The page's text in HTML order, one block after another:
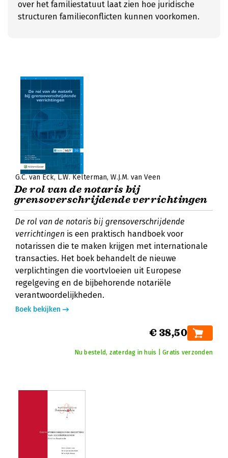
over het familiestatuut laat zien hoe juridische
structuren familieconflicten kunnen voorkomen.
G.C. van Eck L.W. Kelterman W.J.M. van Veen
De rol van de notaris bij
grensoverschrijdende verrichtingen
De rol van de notaris bij grensoverschrijdende
verrichtingen is een praktisch handboek voor
notarissen die te maken krijgen met internationale
transacties. Het boek behandelt de nieuwe
verplichtingen die voortvloeien uit Europese
regelgeving en de bijbehorende notariële
verantwoordelijkheden.
Boek bekijken
€ 38,50
Nu besteld, zaterdag in huis | Gratis verzonden